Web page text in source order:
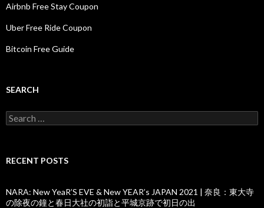
Airbnb Free Stay Coupon
Uber Free Ride Coupon
Bitcoin Free Guide
SEARCH
Search
for:
RECENT POSTS
NARA: New YeaR’S EVE & New YEAR’s JAPAN 2021 | 奈良：東大寺
の除夜の鐘と春日大社の初詣と平城京跡で初日の出